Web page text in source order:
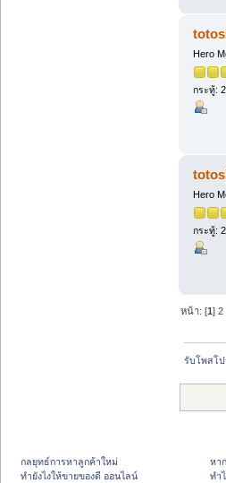
Hero
กระทู้:
Hero
กระทู้:
หน้า: [1]2
รับโพสโ
กลยุทธ์การหาลูกค้าใหม่
ทํายังไงให้ขายของดี ออนไลน์
หา
ทํา